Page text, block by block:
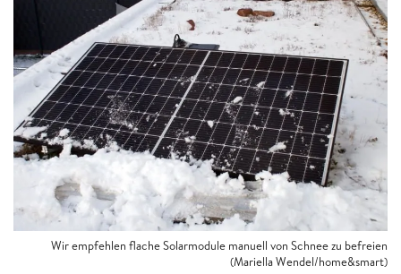
Wir empfehlen flache Solarmodule manuell von Schnee zu befreien
(Mariella Wendel/home&smart)